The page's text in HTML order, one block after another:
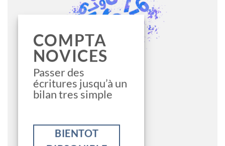
COMPTA
NOVICES
Passer des
écritures jusqu’à un
bilan tres simple
BIENTOT